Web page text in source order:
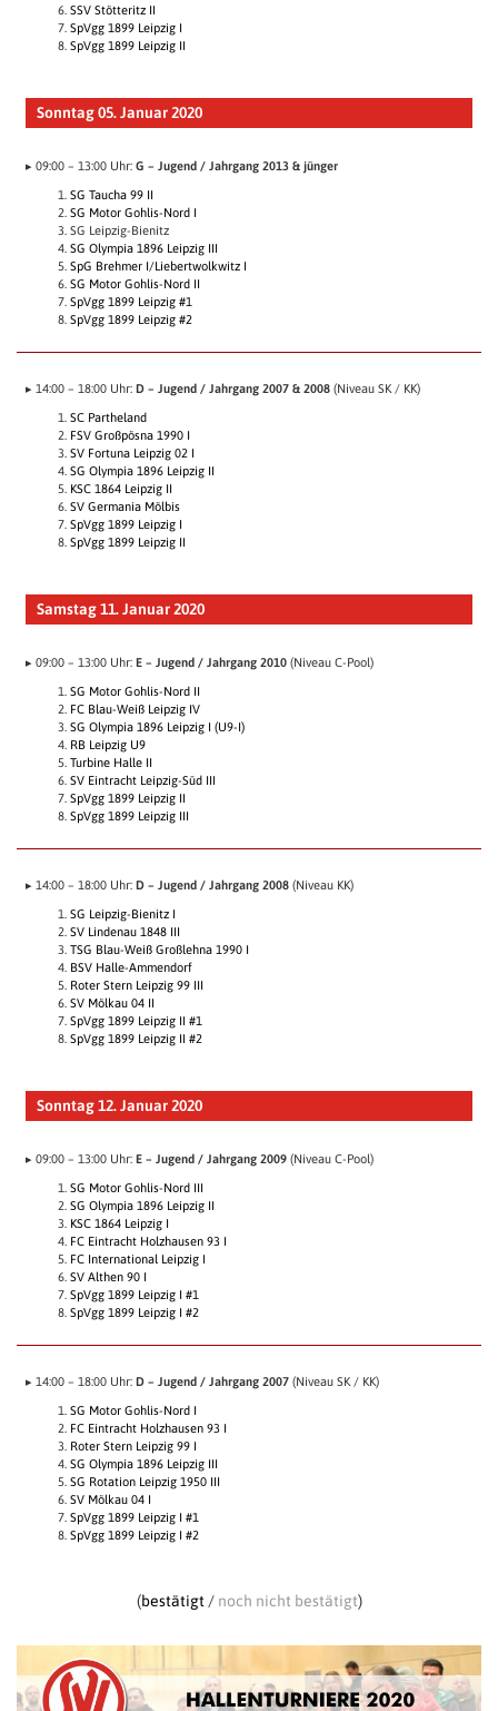
SSV Stötteritz II
SpVgg 1899 Leipzig I
SpVgg 1899 Leipzig II
Sonntag 05. Januar 2020
▸ 09:00 – 13:00 Uhr: G – Jugend / Jahrgang 2013 & jünger
SG Taucha 99 II
SG Motor Gohlis-Nord I
SG Leipzig-Bienitz
SG Olympia 1896 Leipzig III
SpG Brehmer I/​Liebertwolkwitz I
SG Motor Gohlis-Nord II
SpVgg 1899 Leipzig #1
SpVgg 1899 Leipzig #2
▸ 14:00 – 18:00 Uhr: D – Jugend / Jahrgang 2007 & 2008 (Niveau SK / KK)
SC Partheland
FSV Großpösna 1990 I
SV Fortuna Leipzig 02 I
SG Olympia 1896 Leipzig II
KSC 1864 Leipzig II
SV Germania Mölbis
SpVgg 1899 Leipzig I
SpVgg 1899 Leipzig II
Samstag 11. Januar 2020
▸ 09:00 – 13:00 Uhr: E – Jugend / Jahrgang 2010 (Niveau C-Pool)
SG Motor Gohlis-Nord II
FC Blau-Weiß Leipzig IV
SG Olympia 1896 Leipzig I (U9-I)
RB Leipzig U9
Turbine Halle II
SV Eintracht Leipzig-Süd III
SpVgg 1899 Leipzig II
SpVgg 1899 Leipzig III
▸ 14:00 – 18:00 Uhr: D – Jugend / Jahrgang 2008 (Niveau KK)
SG Leipzig-Bienitz I
SV Lindenau 1848 III
TSG Blau-Weiß Großlehna 1990 I
BSV Halle-Ammendorf
Roter Stern Leipzig 99 III
SV Mölkau 04 II
SpVgg 1899 Leipzig II #1
SpVgg 1899 Leipzig II #2
Sonntag 12. Januar 2020
▸ 09:00 – 13:00 Uhr: E – Jugend / Jahrgang 2009 (Niveau C-Pool)
SG Motor Gohlis-Nord III
SG Olympia 1896 Leipzig II
KSC 1864 Leipzig I
FC Eintracht Holzhausen 93 I
FC International Leipzig I
SV Althen 90 I
SpVgg 1899 Leipzig I #1
SpVgg 1899 Leipzig I #2
▸ 14:00 – 18:00 Uhr: D – Jugend / Jahrgang 2007 (Niveau SK / KK)
SG Motor Gohlis-Nord I
FC Eintracht Holzhausen 93 I
Roter Stern Leipzig 99 I
SG Olympia 1896 Leipzig III
SG Rotation Leipzig 1950 III
SV Mölkau 04 I
SpVgg 1899 Leipzig I #1
SpVgg 1899 Leipzig I #2
(bestätigt/ noch nicht bestätigt)